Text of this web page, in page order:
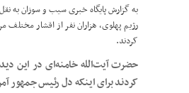
رژیم پهلوی، هزاران نفر از اقشار
کردند.
حضرت آیت‌الله خامنه‌ای در این
کردند برای اینکه دل رئیس جمهور